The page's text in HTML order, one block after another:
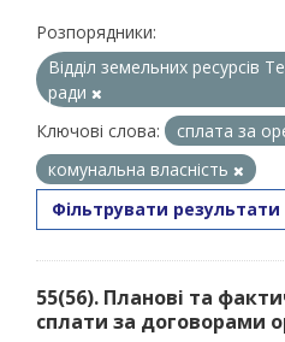
Розпорядники:
Відділ земельних ресурсів
ради
Ключові слова:
сплата за
комунальна власність
Фільтрувати результати
55(56). Планові та
сплати за договорами